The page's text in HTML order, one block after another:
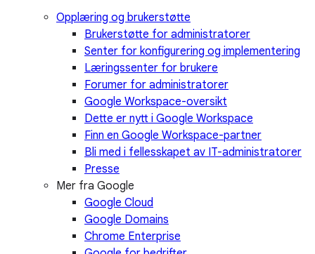
Opplæring og brukerstøtte
Brukerstøtte for administratorer
Senter for konfigurering og implementering
Læringssenter for brukere
Forumer for administratorer
Google Workspace-oversikt
Dette er nytt i Google Workspace
Finn en Google Workspace-partner
Bli med i fellesskapet av IT-administratorer
Presse
Mer fra Google
Google Cloud
Google Domains
Chrome Enterprise